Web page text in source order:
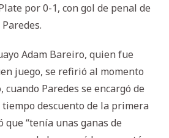
por 0-1, con gol de penal de
Adam Bareiro, quien fue
juego, se refirió al momento
Paredes se encargó de
descuento de la primera
que “tenía unas ganas de